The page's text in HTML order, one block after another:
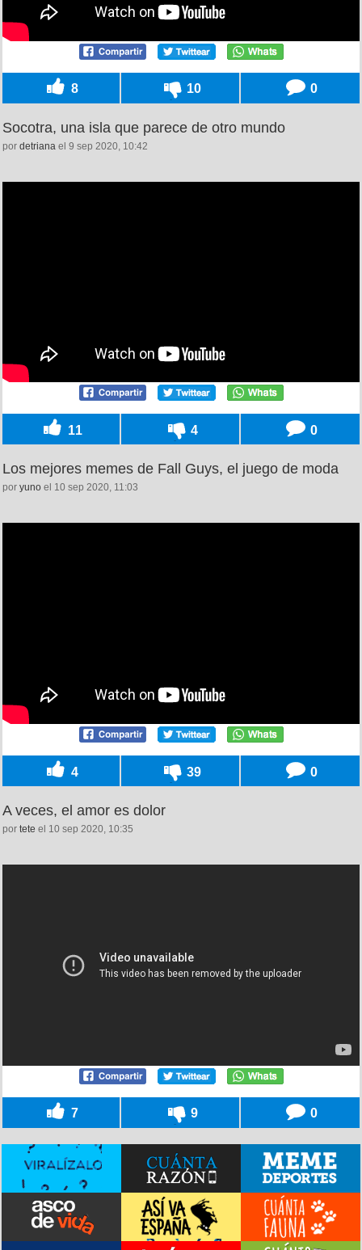
8 10 0
Socotra, una isla que parece de otro mundo
por detriana el 9 sep 2020, 10:42
11 4 0
Los mejores memes de Fall Guys, el juego de moda
por yuno el 10 sep 2020, 11:03
4 39 0
A veces, el amor es dolor
por tete el 10 sep 2020, 10:35
7 9 0